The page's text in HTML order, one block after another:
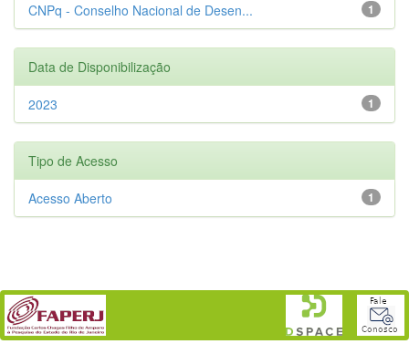
1
CNPq - Conselho Nacional de Desen...
Data de Disponibilização
1
2023
Tipo de Acesso
1
Acesso Aberto